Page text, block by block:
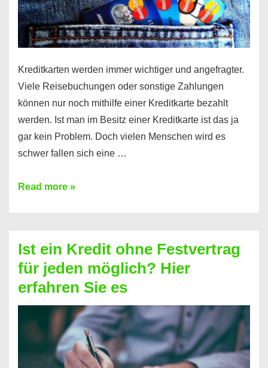
Kreditkarten werden immer wichtiger und angefragter.
Viele Reisebuchungen oder sonstige Zahlungen
können nur noch mithilfe einer Kreditkarte bezahlt
werden. Ist man im Besitz einer Kreditkarte ist das ja
gar kein Problem. Doch vielen Menschen wird es
schwer fallen sich eine …
Kreditkarte
Prepaid
ist
nicht
nur
für
Handy
Read more »
Ist ein Kredit ohne Festvertrag
für jeden möglich? Hier
erfahren Sie es